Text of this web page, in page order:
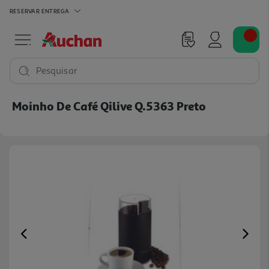
RESERVAR ENTREGA
Pesquisar
Moinho De Café Qilive Q.5363 Preto
Previous